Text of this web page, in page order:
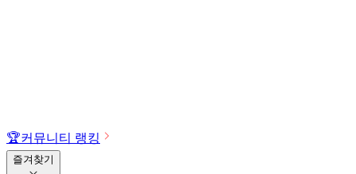
🏆커뮤니티 랭킹
즐겨찾기